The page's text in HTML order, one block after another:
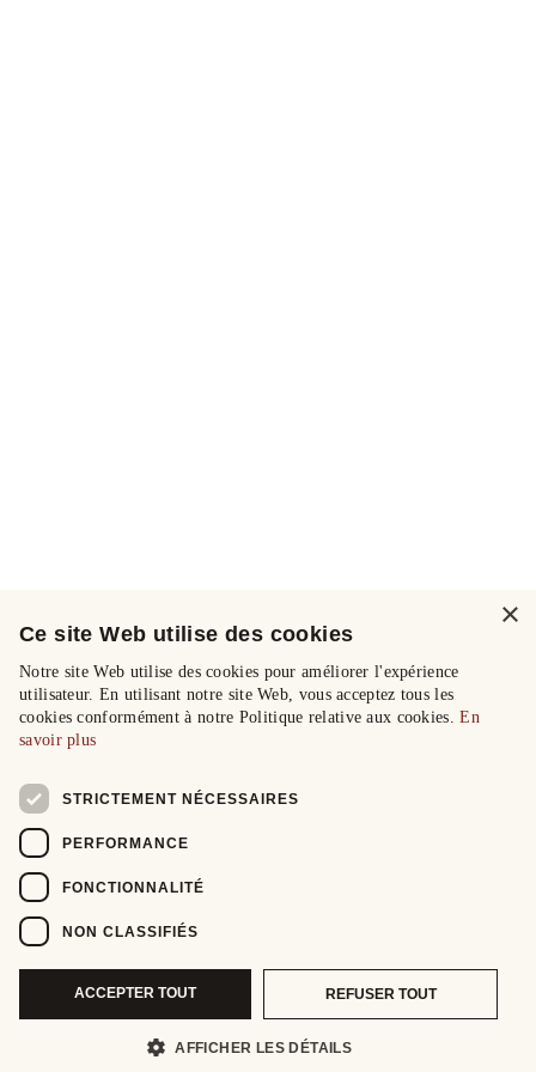
×
Ce site Web utilise des cookies
Notre site Web utilise des cookies pour améliorer l'expérience
utilisateur. En utilisant notre site Web, vous acceptez tous les
cookies conformément à notre Politique relative aux cookies.En
savoir plus
STRICTEMENT NÉCESSAIRES
PERFORMANCE
FONCTIONNALITÉ
NON CLASSIFIÉS
ACCEPTER TOUT REFUSER TOUT
AFFICHER LES DÉTAILS